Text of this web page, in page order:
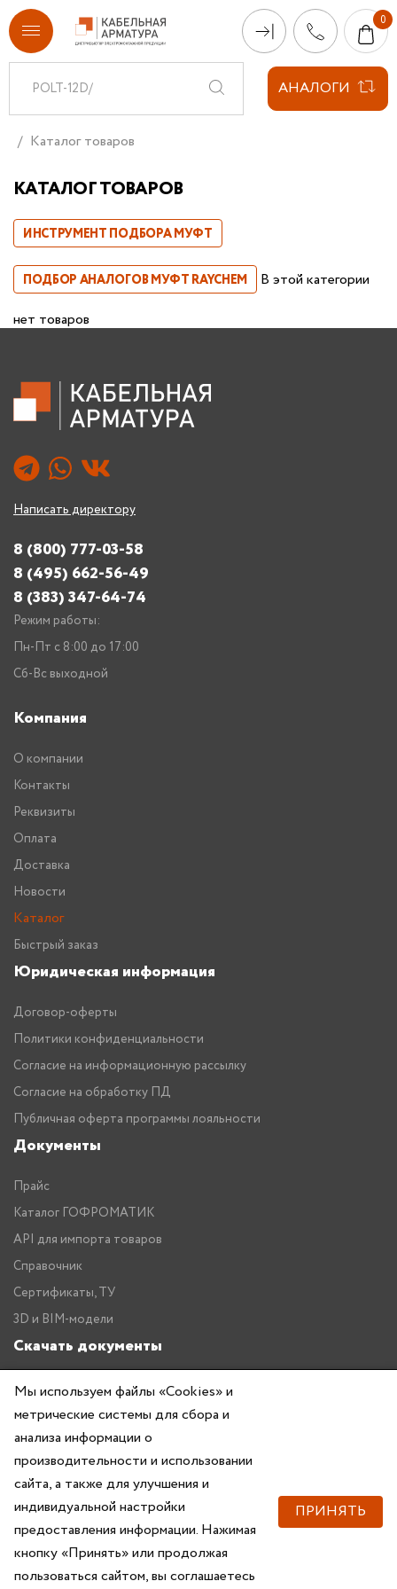
АНАЛОГИ
Каталог товаров
КАТАЛОГ ТОВАРОВ
ИНСТРУМЕНТ ПОДБОРА МУФТ
ПОДБОР АНАЛОГОВ МУФТ RAYCHEM
В этой категории
нет товаров
Написать директору
8 (800) 777-03-58
8 (495) 662-56-49
8 (383) 347-64-74
Режим работы:
Пн-Пт с 8:00 до 17:00
Сб-Вс выходной
Компания
О компании
Контакты
Реквизиты
Оплата
Доставка
Новости
Каталог
Быстрый заказ
Юридическая информация
Договор-оферты
Политики конфиденциальности
Согласие на информационную рассылку
Согласие на обработку ПД
Публичная оферта программы лояльности
Документы
Прайс
Каталог ГОФРОМАТИК
API для импорта товаров
Справочник
Сертификаты, ТУ
3D и BIM-модели
Скачать документы
Прайс
Каталог ГОФРОМАТИК
Copyright © 2026 — ZKABEL.RU Все права защищены
Мы используем файлы «Cookies» и
метрические системы для сбора и
анализа информации о
производительности и использовании
сайта, а также для улучшения и
индивидуальной настройки
предоставления информации. Нажимая
кнопку «Принять» или продолжая
пользоваться сайтом, вы соглашаетесь
ПРИНЯТЬ